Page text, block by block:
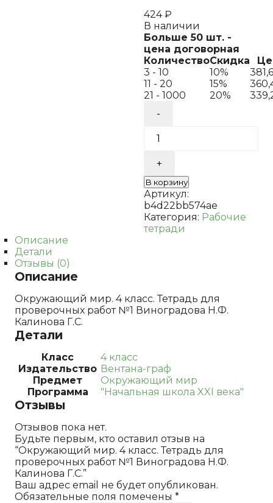
424₽
В наличии
Больше 50 шт. -
цена договорная
КоличествоСкидка
3 - 10
10%
11 - 20
15%
21 - 1000
20%
Тетрадь
для
проверочных
работ
№1
Виноградова
В корзину
Артикул:
b4d22bb574ae
Категория: Рабочие
тетради
Описание
Детали
Отзывы (0)
Описание
Окружающий мир. 4 класс. Тетрадь для
проверочных работ №1 Виноградова Н.Ф.
Калинова Г.С.
Детали
Класс
4 класс
Издательство Вентана-граф
Предмет
Окружающий мир
Программа
"Начальная школа XXI века"
Отзывы
Отзывов пока нет.
Будьте первым, кто оставил отзыв на
“Окружающий мир. 4 класс. Тетрадь для
проверочных работ №1 Виноградова Н.Ф.
Калинова Г.С.”
Ваш адрес email не будет опубликован.
Обязательные поля помечены *